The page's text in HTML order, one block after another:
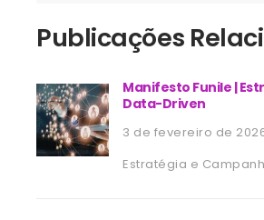
Publicações
Manifesto Funile |
Data-Driven
3 de fevereiro de
Estratégia e